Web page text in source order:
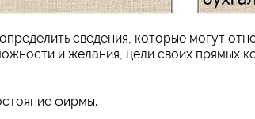
сведения, которые могут
и желания, цели своих прямых
фирмы.